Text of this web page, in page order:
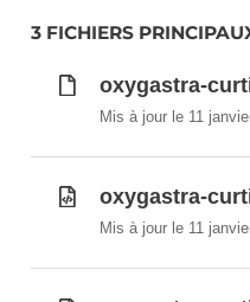
3 FICHIERS
oxygastra-
Mis à jour le 11
oxygastra-
Mis à jour le 11